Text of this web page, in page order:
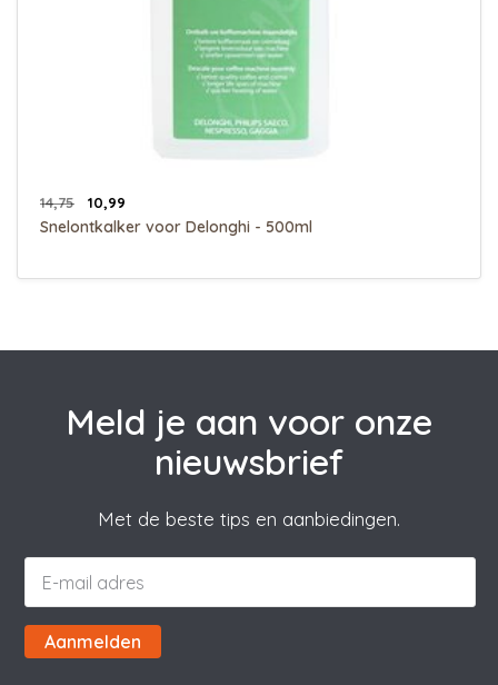
14,75 10,99
Snelontkalker voor Delonghi - 500ml
Meld je aan voor onze
nieuwsbrief
Met de beste tips en aanbiedingen.
Aanmelden